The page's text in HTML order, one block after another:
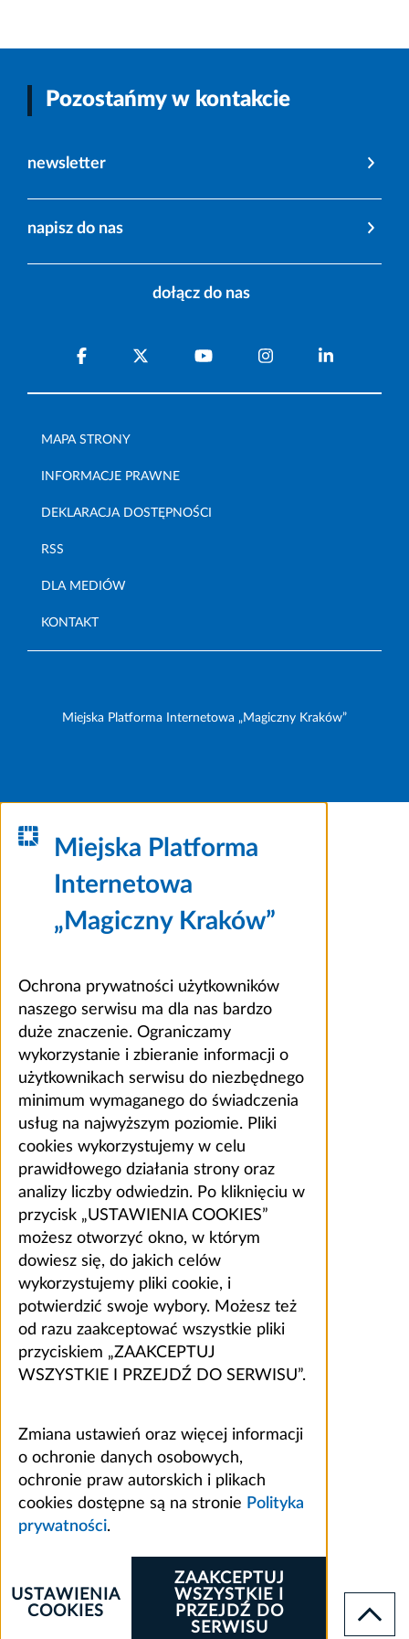
Pozostańmy w kontakcie
newsletter
napisz do nas
dołącz do nas
MAPA STRONY
INFORMACJE PRAWNE
DEKLARACJA DOSTĘPNOŚCI
RSS
DLA MEDIÓW
KONTAKT
Miejska Platforma Internetowa „Magiczny Kraków”
Miejska Platforma
Internetowa
„Magiczny Kraków”
Ochrona prywatności użytkowników
naszego serwisu ma dla nas bardzo
duże znaczenie. Ograniczamy
wykorzystanie i zbieranie informacji o
użytkownikach serwisu do niezbędnego
minimum wymaganego do świadczenia
usług na najwyższym poziomie. Pliki
cookies wykorzystujemy w celu
prawidłowego działania strony oraz
analizy liczby odwiedzin. Po kliknięciu w
przycisk „USTAWIENIA COOKIES”
możesz otworzyć okno, w którym
dowiesz się, do jakich celów
wykorzystujemy pliki cookie, i
potwierdzić swoje wybory. Możesz też
od razu zaakceptować wszystkie pliki
przyciskiem „ZAAKCEPTUJ
WSZYSTKIE I PRZEJDŹ DO SERWISU”.
Zmiana ustawień oraz więcej informacji
o ochronie danych osobowych,
ochronie praw autorskich i plikach
cookies dostępne są na stronie Polityka
prywatności.
ZAAKCEPTUJ
WSZYSTKIE I
PRZEJDŹ DO
SERWISU
USTAWIENIA
COOKIES